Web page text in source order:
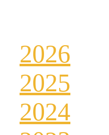
2026
2025
2024